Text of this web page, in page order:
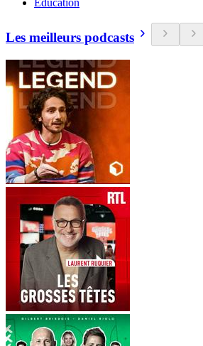
Education
Les meilleurs podcasts